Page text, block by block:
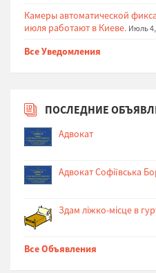
Камеры автоматической
июля работают в Киеве. Июль
Все Уведомления
ПОСЛЕДНИЕ
Адвокат
Адвокат Софіївська
Здам ліжко-місце в
Все Объявления